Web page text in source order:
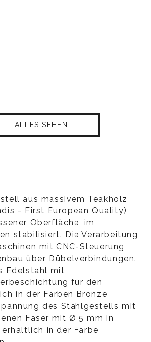
ALLES SEHEN
aus massivem Teakholz
- First European Quality)
Oberfläche, im
stabilisiert. Die Verarbeitung
mit CNC-Steuerung
über Dübelverbindungen.
Edelstahl mit
für den
in der Farben Bronze
des Stahlgestells mit
Faser mit Ø 5 mm in
in der Farbe